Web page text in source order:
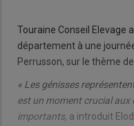
Touraine Conseil Elevage
département à une
Perrusson, sur le thème
« Les génisses
est un moment crucial aux
importants, a introduit